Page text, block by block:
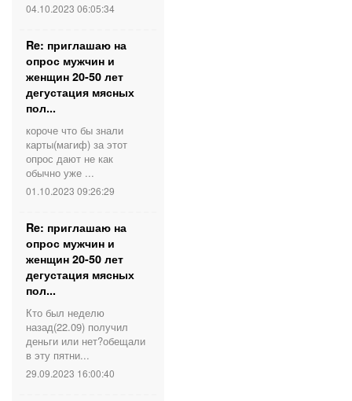
04.10.2023 06:05:34
Re: приглашаю на
опрос мужчин и
женщин 20-50 лет
дегустация мясных
пол...
короче что бы знали
карты(магиф) за этот
опрос дают не как
обычно уже ...
01.10.2023 09:26:29
Re: приглашаю на
опрос мужчин и
женщин 20-50 лет
дегустация мясных
пол...
Кто был неделю
назад(22.09) получил
деньги или нет?обещали
в эту пятни...
29.09.2023 16:00:40